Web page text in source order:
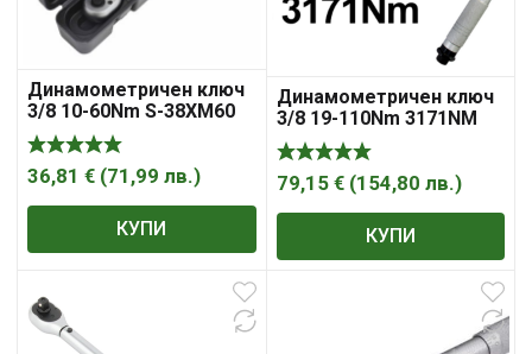
Динамометричен ключ
3/8 10-60Nm S-38XM60
SATRA
36,81 € (71,99 лв.)
КУПИ
Динамометричен ключ
3/8 19-110Nm 3171NM
79,15 € (154,80 лв.)
КУПИ